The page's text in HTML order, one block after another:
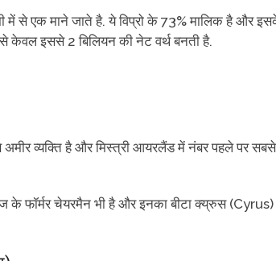
में से एक माने जाते है. ये विप्रो के 73% मालिक है और
केवल इससे 2 बिलियन की नेट वर्थ बनती है.
व्यक्ति है और मिस्त्री आयरलैंड में नंबर पहले पर सबसे
फॉर्मर चेयरमैन भी है और इनका बीटा क्य्रुस (Cyrus)